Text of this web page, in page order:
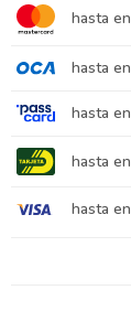
hasta en
hasta en
hasta en
hasta en
hasta en